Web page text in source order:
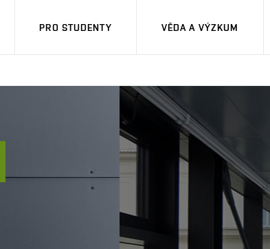
PRO STUDENTY VĚDA A VÝZKUM